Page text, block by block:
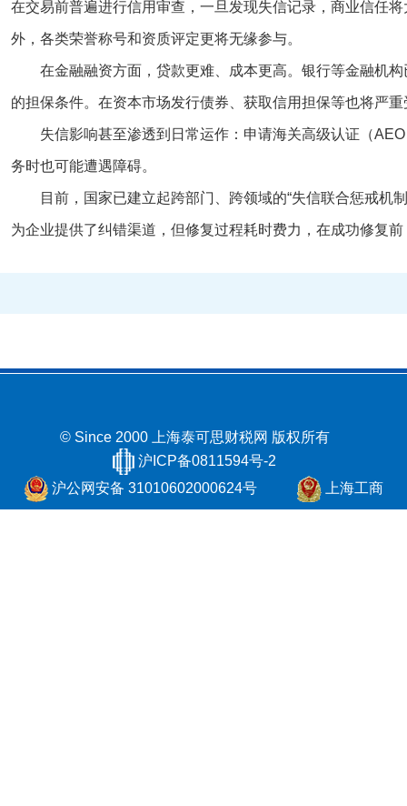
在交易前普遍进行信用审查，一旦发现失信记录，商业信任
外，各类荣誉称号和资质评定更将无缘参与。
在金融融资方面，贷款更难、成本更高。银行等金融机
的担保条件。在资本市场发行债券、获取信用担保等也将严
失信影响甚至渗透到日常运作：申请海关高级认证（
务时也可能遭遇障碍。
目前，国家已建立起跨部门、跨领域的“失信联合惩戒机
为企业提供了纠错渠道，但修复过程耗时费力，在成功修复
© Since 2000 上海泰可思财税网 版权所有
沪ICP备0811594号-2
沪公网安备 31010602000624号
上海工商